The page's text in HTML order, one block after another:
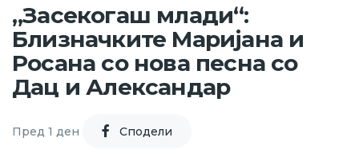
„Засекогаш млади“:
Близначките Маријана и
Росана со нова песна со
Дац и Александар
Пред 1 ден Cподели